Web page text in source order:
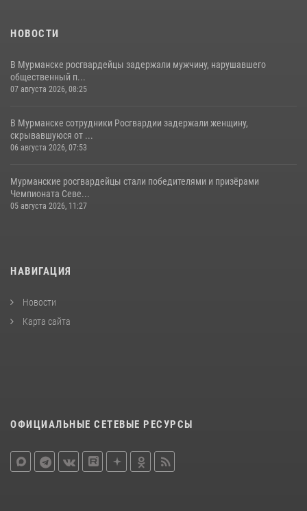
НОВОСТИ
В Мурманске росгвардейцы задержали мужчину, нарушавшего
общественный п...
07 августа 2026, 08:25
В Мурманске сотрудники Росгвардии задержали женщину,
скрывавшуюся от ...
06 августа 2026, 07:53
Мурманские росгвардейцы стали победителями и призёрами
Чемпионата Севе...
05 августа 2026, 11:27
НАВИГАЦИЯ
Новости
Карта сайта
ОФИЦИАЛЬНЫЕ СЕТЕВЫЕ РЕСУРСЫ